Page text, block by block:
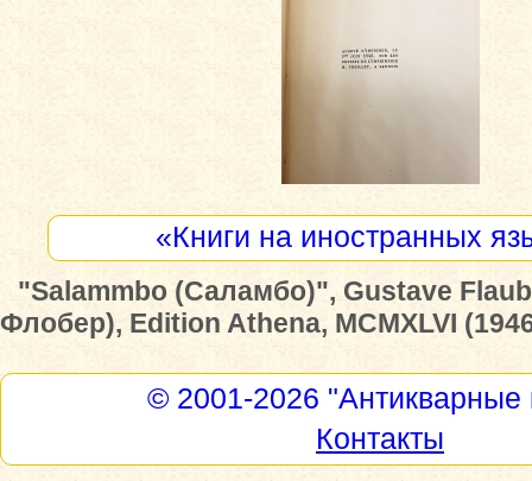
«Книги на иностранных
"Salammbo (Саламбо)", Gustave
Флобер), Edition Athena, MCMXLVI
© 2001-2026 "Антикварные
Контакты